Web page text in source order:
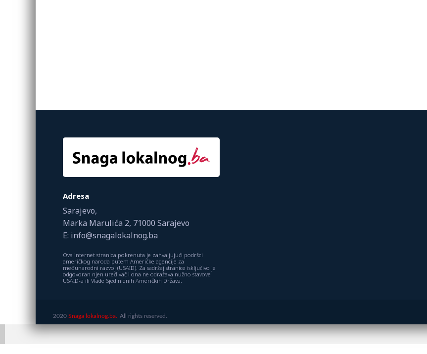
Adresa
Sarajevo,
Marka Marulića 2, 71000 Sarajevo
E: info@snagalokalnog.ba
Ova internet stranica pokrenuta je zahvaljujući podršci
američkog naroda putem Američke agencije za
međunarodni razvoj (USAID). Za sadržaj stranice isključivo je
odgovoran njen uređivač i ona ne odražava nužno stavove
USAID-a ili Vlade Sjedinjenih Američkih Država.
2020 Snaga lokalnog.ba. All rights reserved.